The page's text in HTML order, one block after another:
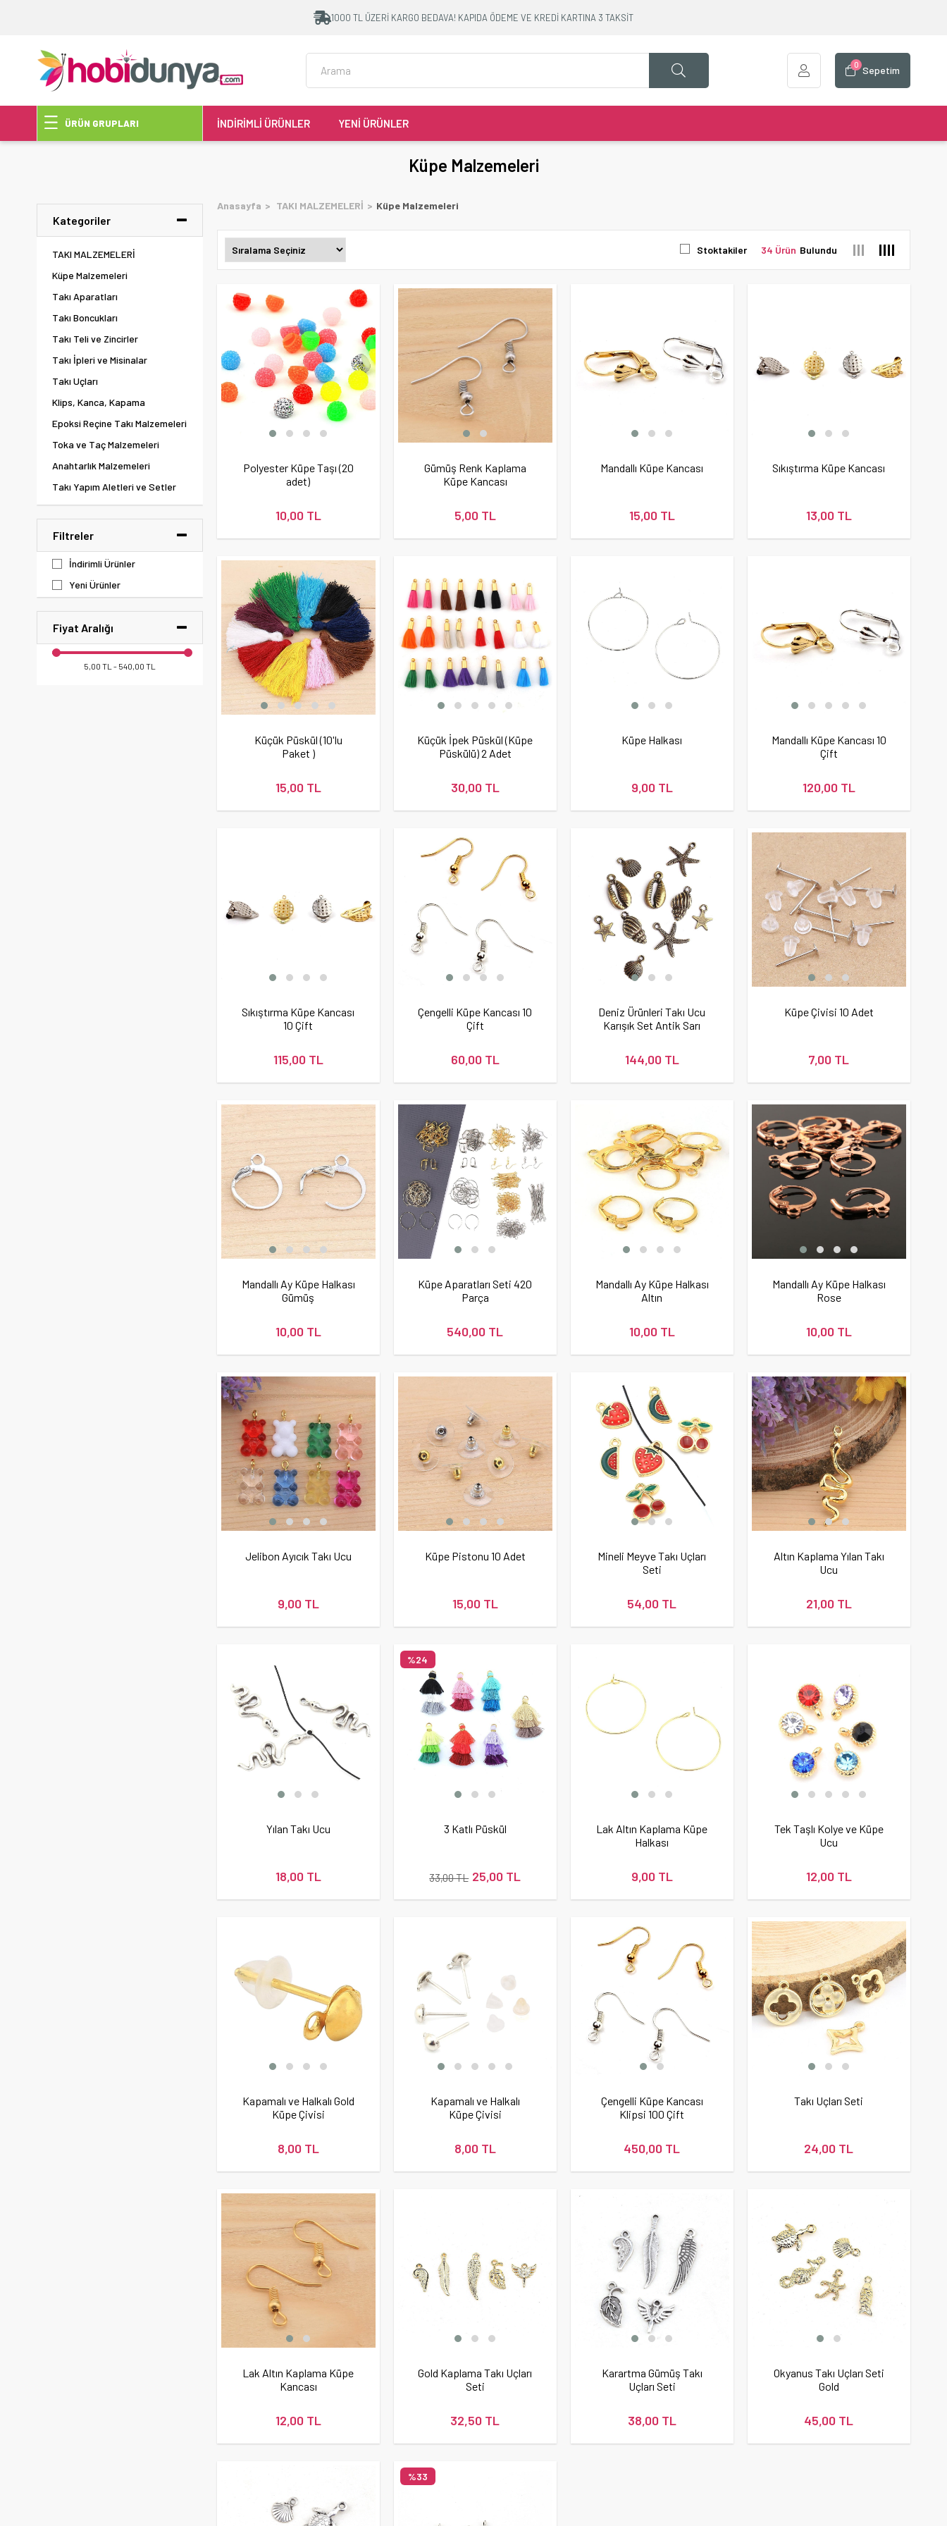
1000 TL ÜZERİ KARGO BEDAVA! KAPIDA ÖDEME VE KREDİ KARTINA 3 TAKSİT
Sepetim
0
ÜRÜN GRUPLARI İNDİRİMLİ ÜRÜNLER YENİ ÜRÜNLER
Küpe Malzemeleri
Kategoriler
TAKI MALZEMELERİ
Küpe Malzemeleri
Takı Aparatları
Takı Boncukları
Takı Teli ve Zincirler
Takı İpleri ve Misinalar
Takı Uçları
Klips, Kanca, Kapama
Epoksi Reçine Takı Malzemeleri
Toka ve Taç Malzemeleri
Anahtarlık Malzemeleri
Takı Yapım Aletleri ve Setler
Yüzük Malzemeleri
Filtreler
İndirimli Ürünler
Yeni Ürünler
Fiyat Aralığı
5,00 TL - 540,00 TL
Anasayfa TAKI MALZEMELERİ Küpe Malzemeleri
Stoktakiler 34 Ürün
Polyester Küpe Taşı (20
adet)
10,00 TL
Gümüş Renk Kaplama
Küpe Kancası
5,00 TL
Mandallı Küpe Kancası
15,00 TL
Sıkıştırma Küpe Kancası
13,00 TL
Küçük Püskül (10'lu
Paket )
15,00 TL
Küçük İpek Püskül (Küpe
Püskülü) 2 Adet
30,00 TL
Küpe Halkası
9,00 TL
Mandallı Küpe Kancası 10
Çift
120,00 TL
Sıkıştırma Küpe Kancası
10 Çift
115,00 TL
Çengelli Küpe Kancası 10
Çift
60,00 TL
Deniz Ürünleri Takı Ucu
Karışık Set Antik Sarı
144,00 TL
Küpe Çivisi 10 Adet
7,00 TL
Mandallı Ay Küpe Halkası
Gümüş
10,00 TL
Küpe Aparatları Seti 420
Parça
540,00 TL
Mandallı Ay Küpe Halkası
Altın
10,00 TL
Mandallı Ay Küpe Halkası
Rose
10,00 TL
Jelibon Ayıcık Takı Ucu
9,00 TL
Küpe Pistonu 10 Adet
15,00 TL
Mineli Meyve Takı Uçları
Seti
54,00 TL
Altın Kaplama Yılan Takı
Ucu
21,00 TL
Yılan Takı Ucu
18,00 TL
3 Katlı Püskül
25,00 TL
33,00 TL
%24
Lak Altın Kaplama Küpe
Halkası
9,00 TL
Tek Taşlı Kolye ve Küpe
Ucu
12,00 TL
Kapamalı ve Halkalı Gold
Küpe Çivisi
8,00 TL
Kapamalı ve Halkalı
Küpe Çivisi
8,00 TL
Çengelli Küpe Kancası
Klipsi 100 Çift
450,00 TL
Takı Uçları Seti
24,00 TL
Lak Altın Kaplama Küpe
Kancası
12,00 TL
Gold Kaplama Takı Uçları
Seti
32,50 TL
Karartma Gümüş Takı
Uçları Seti
38,00 TL
Okyanus Takı Uçları Seti
Gold
45,00 TL
%33